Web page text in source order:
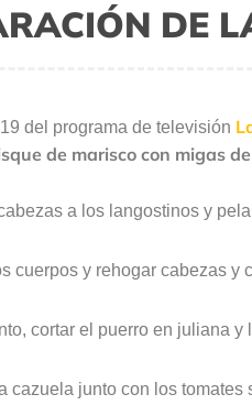
DE
del programa de televisión
de marisco con migas
a los langostinos y
cuerpos y rehogar cabezas y
cortar el puerro en juliana
cazuela junto con los